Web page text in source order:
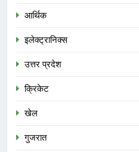
आर्थिक
इलेक्ट्रानिक्स
उत्तर प्रदेश
क्रिकेट
खेल
गुजरात